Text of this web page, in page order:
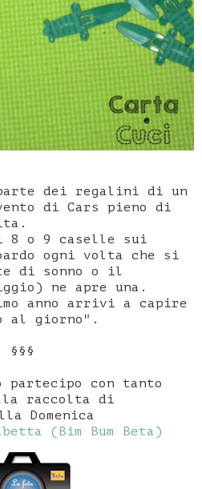
dei regalini di un
di Cars pieno di
8 o 9 caselle sui
ogni volta che si
di sonno o il
ne apre una.
anno arrivi a capire
al giorno".
§§§
partecipo con tanto
raccolta di
Domenica
(Bim Bum Beta)